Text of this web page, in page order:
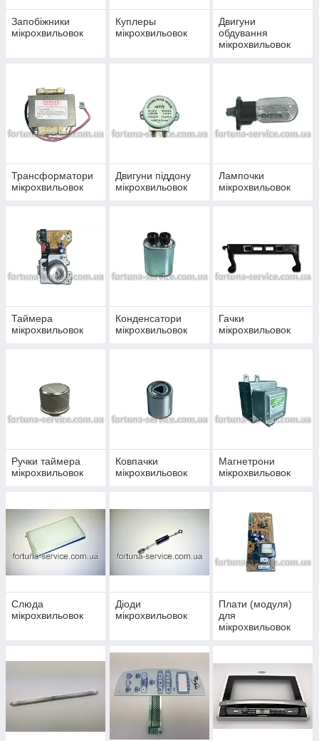
Запобіжники
мікрохвильовок
Куплеры
мікрохвильовок
Двигуни
обдування
мікрохвильовок
Трансформатори
мікрохвильовок
Двигуни піддону
мікрохвильовок
Лампочки
мікрохвильовок
Таймера
мікрохвильовок
Конденсатори
мікрохвильовок
Гачки
мікрохвильовок
Ручки таймера
мікрохвильовок
Ковпачки
мікрохвильовок
Магнетрони
мікрохвильовок
Слюда
мікрохвильовок
Діоди
мікрохвильовок
Плати (модуля)
для
мікрохвильовок